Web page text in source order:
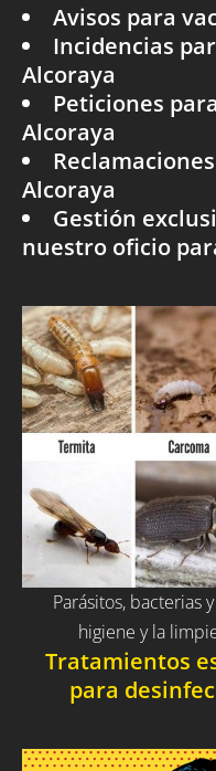
Avisos para
Incidencias
Alcoraya
Peticiones
Alcoraya
Alcoraya
Gestión
nuestro oficio
Parásitos, bacterias
higiene y la
Tratamientos
para